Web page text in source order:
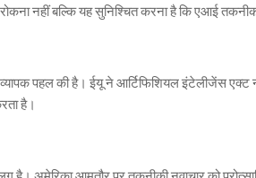
नहीं बल्कि यह सुनिश्चित करना है कि एआई
पहल की है। ईयू ने आर्टिफिशियल इंटेलीजेंस एक्ट
है।